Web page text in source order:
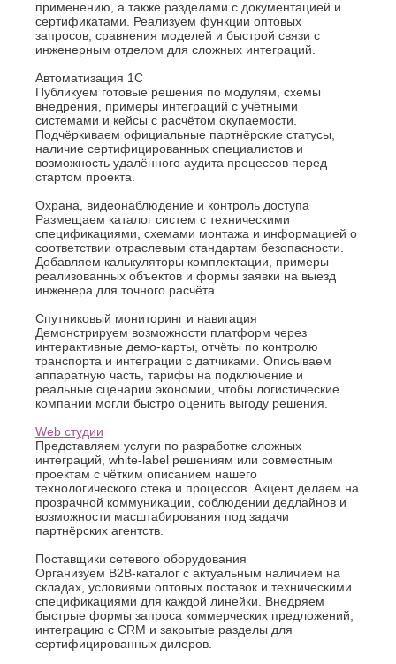
применению, а также разделами с документацией и
сертификатами. Реализуем функции оптовых
запросов, сравнения моделей и быстрой связи с
инженерным отделом для сложных интеграций.
Автоматизация 1С
Публикуем готовые решения по модулям, схемы
внедрения, примеры интеграций с учётными
системами и кейсы с расчётом окупаемости.
Подчёркиваем официальные партнёрские статусы,
наличие сертифицированных специалистов и
возможность удалённого аудита процессов перед
стартом проекта.
Охрана, видеонаблюдение и контроль доступа
Размещаем каталог систем с техническими
спецификациями, схемами монтажа и информацией о
соответствии отраслевым стандартам безопасности.
Добавляем калькуляторы комплектации, примеры
реализованных объектов и формы заявки на выезд
инженера для точного расчёта.
Спутниковый мониторинг и навигация
Демонстрируем возможности платформ через
интерактивные демо-карты, отчёты по контролю
транспорта и интеграции с датчиками. Описываем
аппаратную часть, тарифы на подключение и
реальные сценарии экономии, чтобы логистические
компании могли быстро оценить выгоду решения.
Web студии
Представляем услуги по разработке сложных
интеграций, white-label решениям или совместным
проектам с чётким описанием нашего
технологического стека и процессов. Акцент делаем на
прозрачной коммуникации, соблюдении дедлайнов и
возможности масштабирования под задачи
партнёрских агентств.
Поставщики сетевого оборудования
Организуем B2B-каталог с актуальным наличием на
складах, условиями оптовых поставок и техническими
спецификациями для каждой линейки. Внедряем
быстрые формы запроса коммерческих предложений,
интеграцию с CRM и закрытые разделы для
сертифицированных дилеров.